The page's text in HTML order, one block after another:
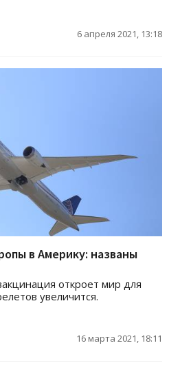
6 апреля 2021, 13:18
в Америку: названы
откроет мир для
увеличится.
16 марта 2021, 18:11